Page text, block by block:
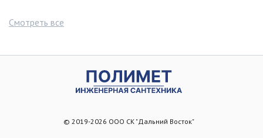
Смотреть все
© 2019-2026 ООО СК "Дальний Восток"